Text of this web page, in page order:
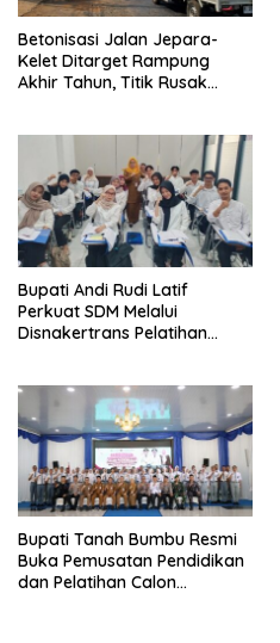
Betonisasi Jalan Jepara-
Kelet Ditarget Rampung
Akhir Tahun, Titik Rusak
Bupati Andi Rudi Latif
Perkuat SDM Melalui
Disnakertrans Pelatihan
Bupati Tanah Bumbu Resmi
Buka Pemusatan Pendidikan
dan Pelatihan Calon